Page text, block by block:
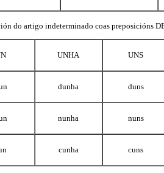
do artigo indeterminado coas preposicións
UNHA UNS
dunha duns
nunha nuns
cunha cuns